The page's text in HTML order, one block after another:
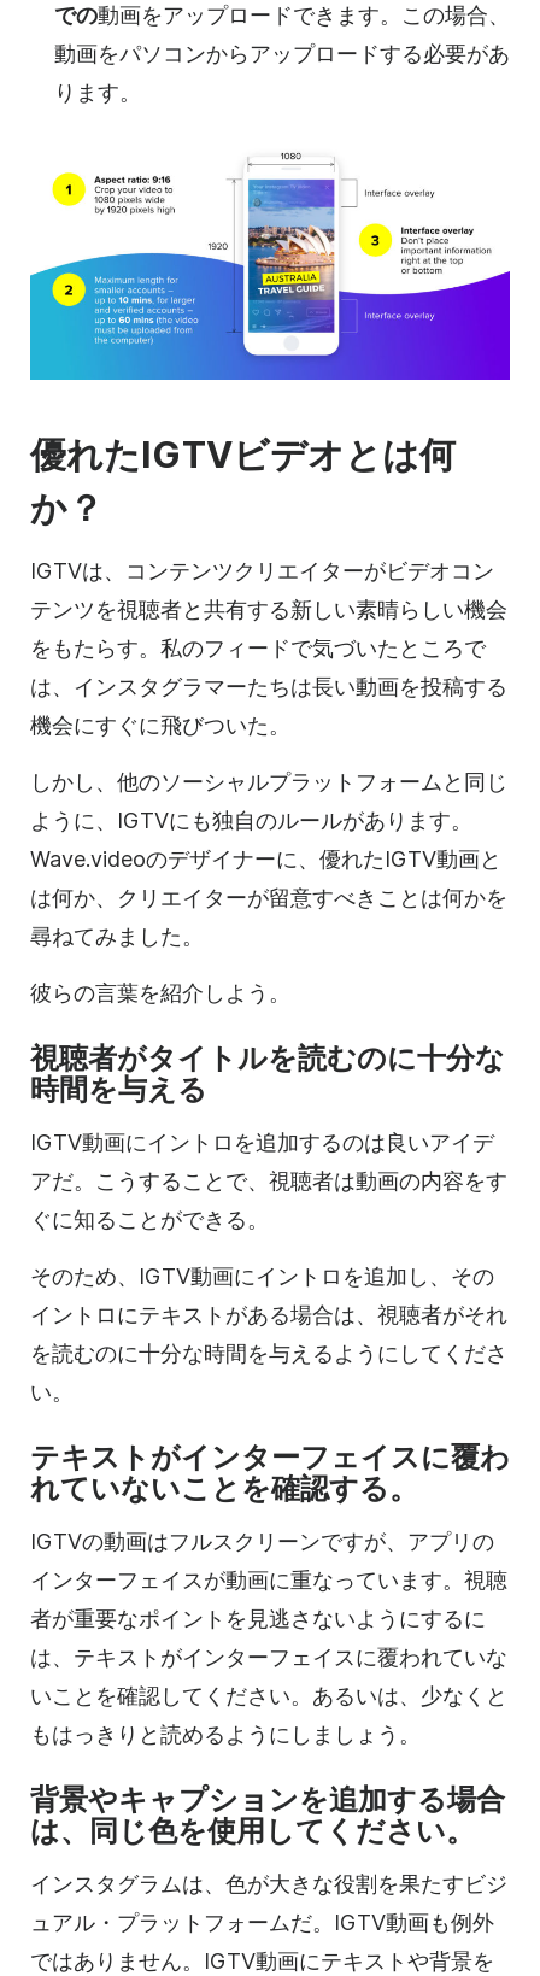
での動画をアップロードできます。この場合、
動画をパソコンからアップロードする必要があ
ります。
優れたIGTVビデオとは何
か？
IGTVは、コンテンツクリエイターがビデオコン
テンツを視聴者と共有する新しい素晴らしい機会
をもたらす。私のフィードで気づいたところで
は、インスタグラマーたちは長い動画を投稿する
機会にすぐに飛びついた。
しかし、他のソーシャルプラットフォームと同じ
ように、IGTVにも独自のルールがあります。
Wave.videoのデザイナーに、優れたIGTV動画と
は何か、クリエイターが留意すべきことは何かを
尋ねてみました。
彼らの言葉を紹介しよう。
視聴者がタイトルを読むのに十分な
時間を与える
IGTV動画にイントロを追加するのは良いアイデ
アだ。こうすることで、視聴者は動画の内容をす
ぐに知ることができる。
そのため、IGTV動画にイントロを追加し、その
イントロにテキストがある場合は、視聴者がそれ
を読むのに十分な時間を与えるようにしてくださ
い。
テキストがインターフェイスに覆わ
れていないことを確認する。
IGTVの動画はフルスクリーンですが、アプリの
インターフェイスが動画に重なっています。視聴
者が重要なポイントを見逃さないようにするに
は、テキストがインターフェイスに覆われていな
いことを確認してください。あるいは、少なくと
もはっきりと読めるようにしましょう。
背景やキャプションを追加する場合
は、同じ色を使用してください。
インスタグラムは、色が大きな役割を果たすビジ
ュアル・プラットフォームだ。IGTV動画も例外
ではありません。IGTV動画にテキストや背景を